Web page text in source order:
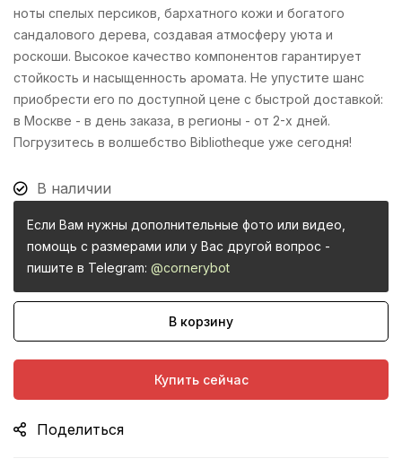
ноты спелых персиков, бархатного кожи и богатого
сандалового дерева, создавая атмосферу уюта и
роскоши. Высокое качество компонентов гарантирует
стойкость и насыщенность аромата. Не упустите шанс
приобрести его по доступной цене с быстрой доставкой:
в Москве - в день заказа, в регионы - от 2-х дней.
Погрузитесь в волшебство Bibliotheque уже сегодня!
В наличии
Если Вам нужны дополнительные фото или видео,
помощь с размерами или у Вас другой вопрос -
пишите в Telegram: @cornerybot
В корзину
Купить сейчас
Поделиться